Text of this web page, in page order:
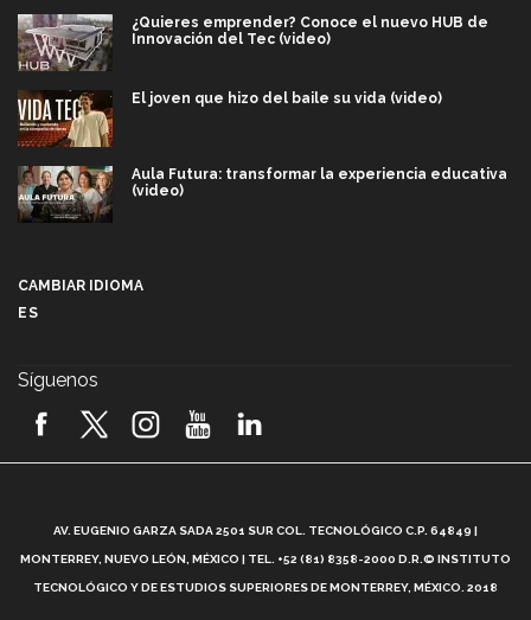
¿Quieres emprender? Conoce el nuevo HUB de
Innovación del Tec (video)
El joven que hizo del baile su vida (video)
Aula Futura: transformar la experiencia educativa
(video)
2026! (video)
¿Cómo es el Modelo Educativo Tec? (video)
CAMBIAR IDIOMA
ES
Síguenos
AV. EUGENIO GARZA SADA 2501 SUR COL. TECNOLÓGICO C.P. 64849 |
MONTERREY, NUEVO LEÓN, MÉXICO | TEL. +52 (81) 8358-2000 D.R.© INSTITUTO
TECNOLÓGICO Y DE ESTUDIOS SUPERIORES DE MONTERREY, MÉXICO. 2018